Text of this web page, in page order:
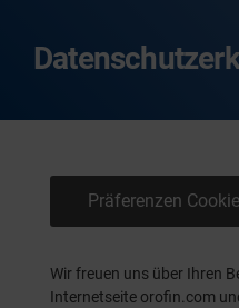
Präferenzen
Wir freuen uns über Ihren
Internetseite orofin.com